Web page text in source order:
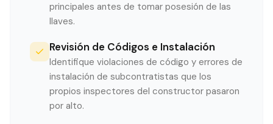
principales antes de tomar posesión de las
llaves.
Revisión de Códigos e Instalación
Identifique violaciones de código y errores de
instalación de subcontratistas que los
propios inspectores del constructor pasaron
por alto.